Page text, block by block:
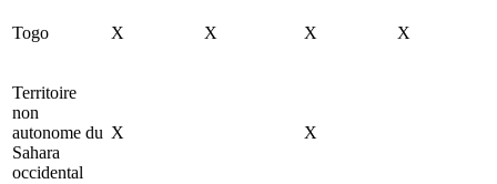
Togo X X X X
Territoire
non
autonome du
Sahara
occidental
X X